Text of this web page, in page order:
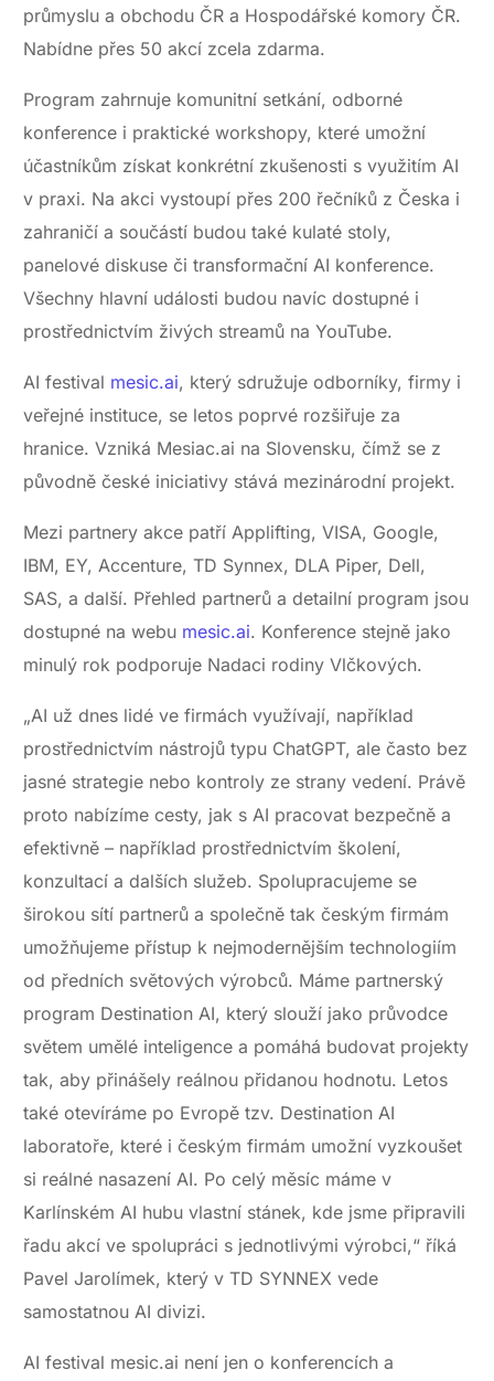
průmyslu a obchodu ČR a Hospodářské komory ČR.
Nabídne přes 50 akcí zcela zdarma.
Program zahrnuje komunitní setkání, odborné
konference i praktické workshopy, které umožní
účastníkům získat konkrétní zkušenosti s využitím AI
v praxi. Na akci vystoupí přes 200 řečníků z Česka i
zahraničí a součástí budou také kulaté stoly,
panelové diskuse či transformační AI konference.
Všechny hlavní události budou navíc dostupné i
prostřednictvím živých streamů na YouTube.
AI festival mesic.ai, který sdružuje odborníky, firmy i
veřejné instituce, se letos poprvé rozšiřuje za
hranice. Vzniká Mesiac.ai na Slovensku, čímž se z
původně české iniciativy stává mezinárodní projekt.
Mezi partnery akce patří Applifting, VISA, Google,
IBM, EY, Accenture, TD Synnex, DLA Piper, Dell,
SAS, a další. Přehled partnerů a detailní program jsou
dostupné na webu mesic.ai. Konference stejně jako
minulý rok podporuje Nadaci rodiny Vlčkových.
„AI už dnes lidé ve firmách využívají, například
prostřednictvím nástrojů typu ChatGPT, ale často bez
jasné strategie nebo kontroly ze strany vedení. Právě
proto nabízíme cesty, jak s AI pracovat bezpečně a
efektivně – například prostřednictvím školení,
konzultací a dalších služeb. Spolupracujeme se
širokou sítí partnerů a společně tak českým firmám
umožňujeme přístup k nejmodernějším technologiím
od předních světových výrobců. Máme partnerský
program Destination AI, který slouží jako průvodce
světem umělé inteligence a pomáhá budovat projekty
tak, aby přinášely reálnou přidanou hodnotu. Letos
také otevíráme po Evropě tzv. Destination AI
laboratoře, které i českým firmám umožní vyzkoušet
si reálné nasazení AI. Po celý měsíc máme v
Karlínském AI hubu vlastní stánek, kde jsme připravili
řadu akcí ve spolupráci s jednotlivými výrobci,“ říká
Pavel Jarolímek, který v TD SYNNEX vede
samostatnou AI divizi.
AI festival mesic.ai není jen o konferencích a